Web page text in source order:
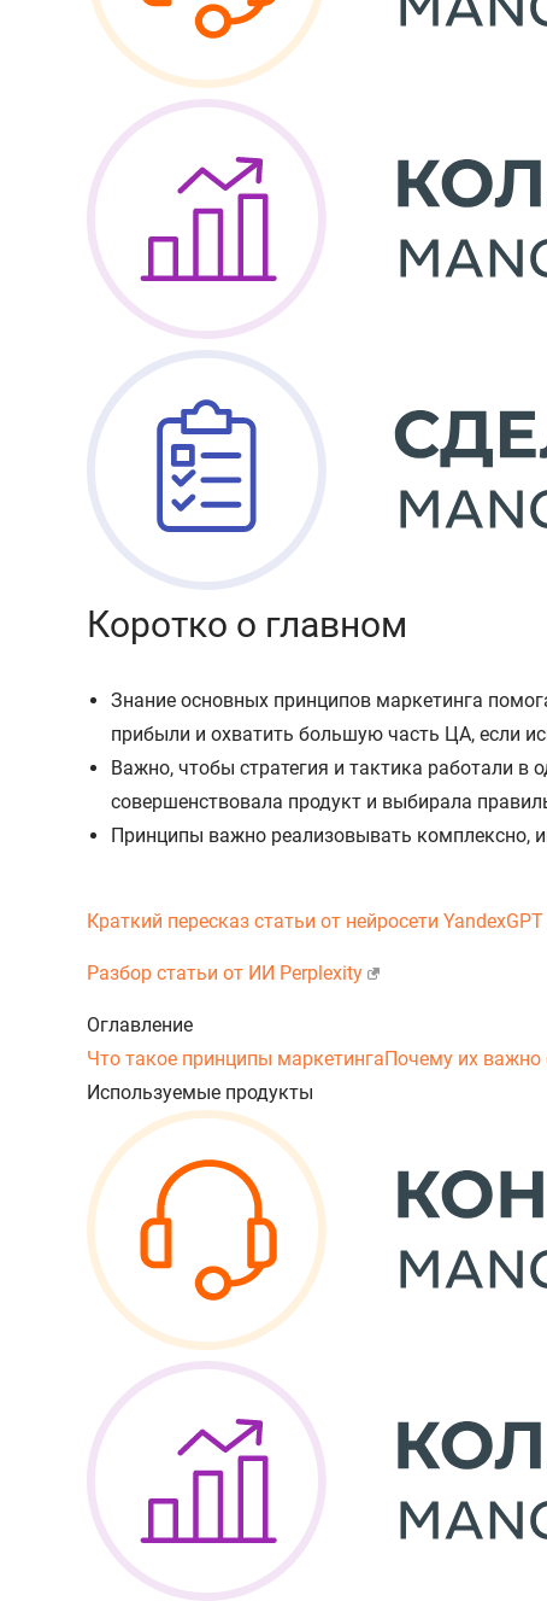
Коротко о главном
Знание основных принципов маркетинга
прибыли и охватить большую часть ЦА, если
Важно, чтобы стратегия и тактика работали
совершенствовала продукт и выбирала
Принципы важно реализовывать комплексно,
Краткий пересказ статьи от нейросети YandexGPT
Разбор статьи от ИИ Perplexity
Оглавление
Что такое принципы маркетингаПочему их важно
Используемые продукты